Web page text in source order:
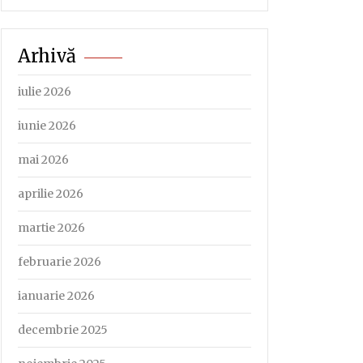
Arhivă
iulie 2026
iunie 2026
mai 2026
aprilie 2026
martie 2026
februarie 2026
ianuarie 2026
decembrie 2025